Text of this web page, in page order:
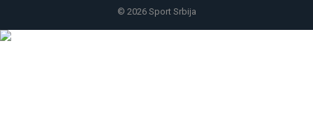
© 2026 Sport Srbija